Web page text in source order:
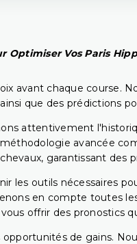
Optimiser Vos Paris
avant chaque course.
que des prédictions
attentivement
avancée
garantissant des
outils nécessaires
en compte toutes
offrir des pronostics
de gains.